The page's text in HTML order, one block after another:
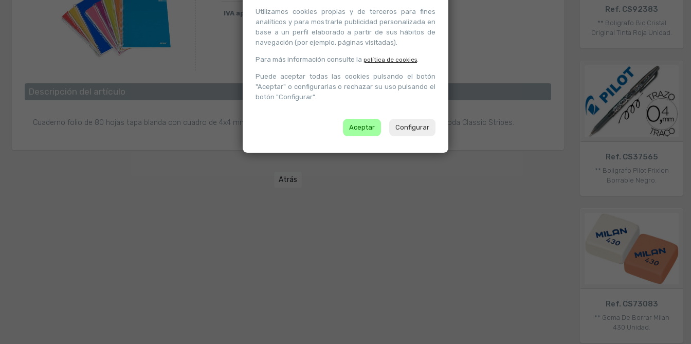
IVA aplicable 21
Descripción del artículo
Cuaderno folio de 80 hojas tapa blanda con cuadro de 4x4 mm. con margen. Papel de 60 gramos. Surtidos en 5 colores Moda Classic Stripes.
Atrás
Ref. CS92383
** Boligrafo Bic Cristal
Original Tinta Roja Unidad.
Ref. CS37565
** Boligrafo Pilot Frixion
Borrable Negro.
Ref. CS73083
** Goma De Borrar Milan
430 Unidad.
Utilizamos cookies propias y de terceros para fines
analíticos y para mostrarle publicidad personalizada en
base a un perfil elaborado a partir de sus hábitos de
navegación (por ejemplo, páginas visitadas).
Para más información consulte la política de cookies
Puede aceptar todas las cookies pulsando el botón
"Aceptar" o configurarlas o rechazar su uso pulsando el
botón "Configurar".
Aceptar Configurar